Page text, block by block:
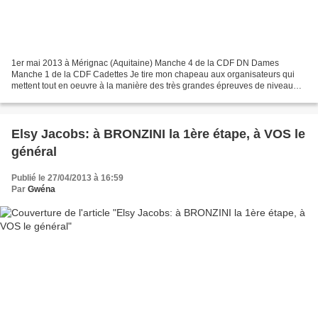
1er mai 2013 à Mérignac (Aquitaine) Manche 4 de la CDF DN Dames
Manche 1 de la CDF Cadettes Je tire mon chapeau aux organisateurs qui
mettent tout en oeuvre à la manière des très grandes épreuves de niveau
Elsy Jacobs: à BRONZINI la 1ère étape, à VOS le
général
Publié le 27/04/2013 à 16:59
Par Gwéna